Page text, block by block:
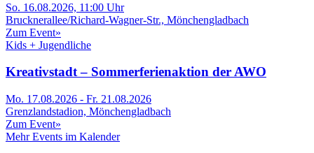
So. 16.08.2026, 11:00 Uhr
Brucknerallee/Richard-Wagner-Str., Mönchengladbach
Zum Event»
Kids + Jugendliche
Kreativstadt – Sommerferienaktion der AWO
Mo. 17.08.2026 - Fr. 21.08.2026
Grenzlandstadion, Mönchengladbach
Zum Event»
Mehr Events im Kalender